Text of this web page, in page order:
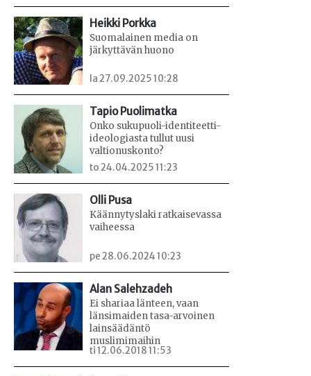
Heikki Porkka
Suomalainen media on
järkyttävän huono
la 27.09.2025 10:28
Tapio Puolimatka
Onko sukupuoli-identiteetti-
ideologiasta tullut uusi
valtionuskonto?
to 24.04.2025 11:23
Olli Pusa
Käännytyslaki ratkaisevassa
vaiheessa
pe 28.06.2024 10:23
Alan Salehzadeh
Ei shariaa länteen, vaan
länsimaiden tasa-arvoinen
lainsäädäntö
muslimimaihin
ti 12.06.2018 11:53